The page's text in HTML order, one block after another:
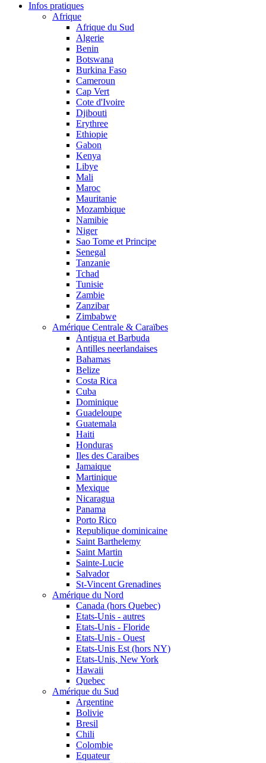
Infos pratiques
Afrique
Afrique du Sud
Algerie
Benin
Botswana
Burkina Faso
Cameroun
Cap Vert
Cote d'Ivoire
Djibouti
Erythree
Ethiopie
Gabon
Kenya
Libye
Mali
Maroc
Mauritanie
Mozambique
Namibie
Niger
Sao Tome et Principe
Senegal
Tanzanie
Tchad
Tunisie
Zambie
Zanzibar
Zimbabwe
Amérique Centrale & Caraïbes
Antigua et Barbuda
Antilles neerlandaises
Bahamas
Belize
Costa Rica
Cuba
Dominique
Guadeloupe
Guatemala
Haiti
Honduras
Iles des Caraibes
Jamaique
Martinique
Mexique
Nicaragua
Panama
Porto Rico
Republique dominicaine
Saint Barthelemy
Saint Martin
Sainte-Lucie
Salvador
St-Vincent Grenadines
Amérique du Nord
Canada (hors Quebec)
Etats-Unis - autres
Etats-Unis - Floride
Etats-Unis - Ouest
Etats-Unis Est (hors NY)
Etats-Unis, New York
Hawaii
Quebec
Amérique du Sud
Argentine
Bolivie
Bresil
Chili
Colombie
Equateur